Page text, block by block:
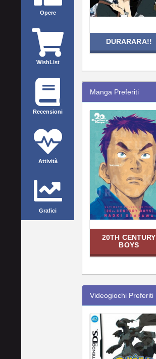
Opere
WishList
Recensioni
Attività
Grafici
DURARARA!!
Manga Preferiti
20TH CENTURY
BOYS
Videogiochi Preferiti